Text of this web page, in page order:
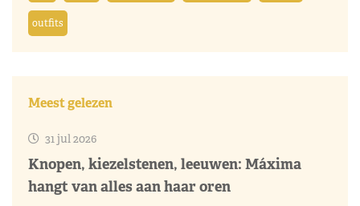
outfits
Meest gelezen
31 jul 2026
Knopen, kiezelstenen, leeuwen: Máxima
hangt van alles aan haar oren